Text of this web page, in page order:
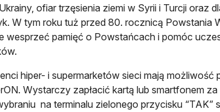
ofiar trzęsienia ziemi w Syrii i Turcji oraz
W tym roku tuż przed 80. rocznicą Powstania
wesprzeć pamięć o Powstańcach i pomóc
hiper- i supermarketów sieci mają
Wystarczy zapłacić kartą lub smartfonem
na terminalu zielonego przycisku “TAK”